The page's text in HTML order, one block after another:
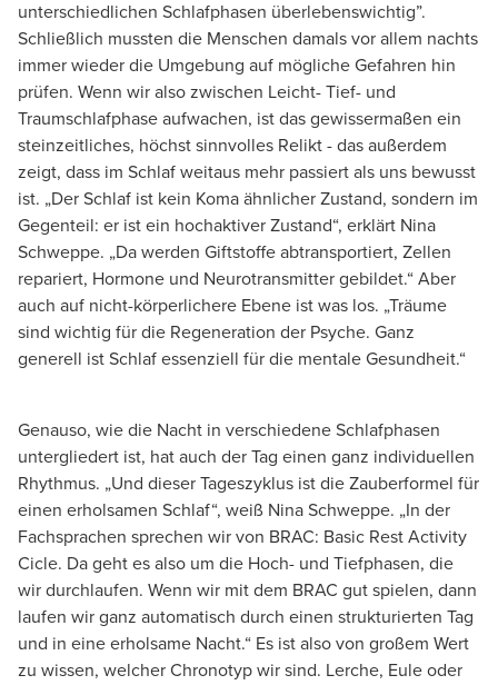
unterschiedlichen Schlafphasen überlebenswichtig”.
Schließlich mussten die Menschen damals vor allem nachts
immer wieder die Umgebung auf mögliche Gefahren hin
prüfen. Wenn wir also zwischen Leicht- Tief- und
Traumschlafphase aufwachen, ist das gewissermaßen ein
steinzeitliches, höchst sinnvolles Relikt - das außerdem
zeigt, dass im Schlaf weitaus mehr passiert als uns bewusst
ist. „Der Schlaf ist kein Koma ähnlicher Zustand, sondern im
Gegenteil: er ist ein hochaktiver Zustand“, erklärt Nina
Schweppe. „Da werden Giftstoffe abtransportiert, Zellen
repariert, Hormone und Neurotransmitter gebildet.“ Aber
auch auf nicht-körperlichere Ebene ist was los. „Träume
sind wichtig für die Regeneration der Psyche. Ganz
generell ist Schlaf essenziell für die mentale Gesundheit.“
Genauso, wie die Nacht in verschiedene Schlafphasen
untergliedert ist, hat auch der Tag einen ganz individuellen
Rhythmus. „Und dieser Tageszyklus ist die Zauberformel für
einen erholsamen Schlaf“, weiß Nina Schweppe. „In der
Fachsprachen sprechen wir von BRAC: Basic Rest Activity
Cicle. Da geht es also um die Hoch- und Tiefphasen, die
wir durchlaufen. Wenn wir mit dem BRAC gut spielen, dann
laufen wir ganz automatisch durch einen strukturierten Tag
und in eine erholsame Nacht.“ Es ist also von großem Wert
zu wissen, welcher Chronotyp wir sind. Lerche, Eule oder